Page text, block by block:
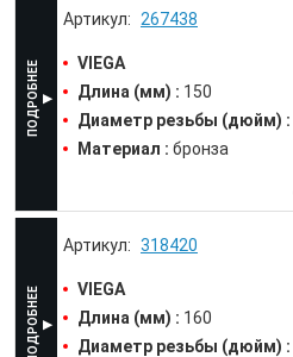
267438
VIEGA
Длина (мм) : 150
Диаметр резьбы (дюйм) :
Материал : бронза
318420
VIEGA
Длина (мм) : 160
Диаметр резьбы (дюйм) :